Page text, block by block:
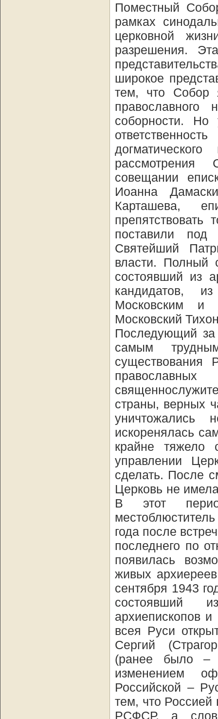
Поместный
рамках
церковной
разрешения.
широкое
тем, что Собор
соборности. Но
совещании
Иоанна
Карташева,
поставили под
Святейший
власти. Полный
состоявший из
кандидатов,
Московским и
Московский
Последующий за
самым
существования
страны, верных
искоренялась
крайне тяжело
управлении
сделать. После
Церковь не
В этот
года после
последнего по
появилась
живых
сентября 1943
состоявший
архиепископов
всея Руси
Сергий
(ранее было –
изменением
Российской –
тем, что Россией
РСФСР, а